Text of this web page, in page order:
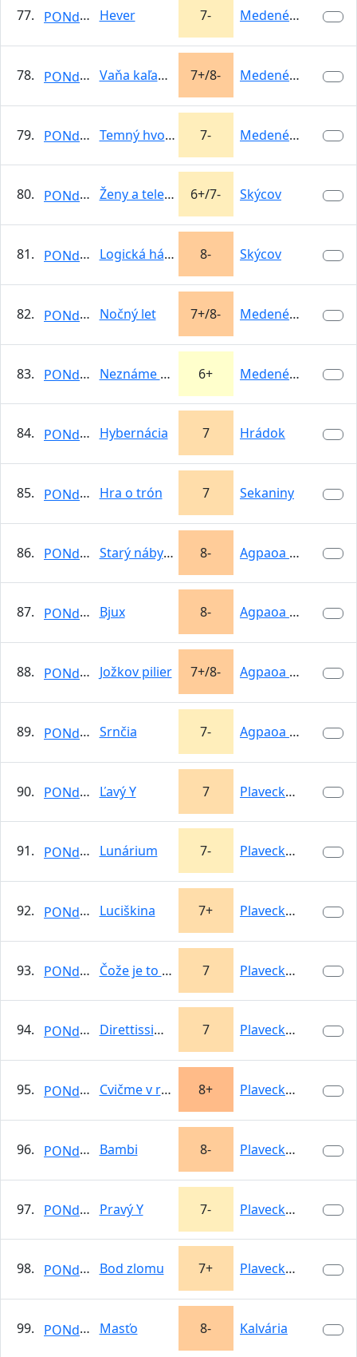
77. PONdeLOK Hever 7- Medené Hámre
78. PONdeLOK Vaňa kaľamárky 7+/8- Medené Hámre
79. PONdeLOK Temný hvozd 7- Medené Hámre
80. PONdeLOK Ženy a telefón 6+/7- Skýcov
81. PONdeLOK Logická hádanka 8- Skýcov
82. PONdeLOK Nočný let 7+/8- Medené Hámre
83. PONdeLOK Neznáme kvarteto 6+ Medené Hámre
84. PONdeLOK Hybernácia 7 Hrádok
85. PONdeLOK Hra o trón 7 Sekaniny
86. PONdeLOK Starý nábytok 8- Agpaoa Kamenné
87. PONdeLOK Bjux 8- Agpaoa Kamenné
88. PONdeLOK Jožkov pilier 7+/8- Agpaoa Kamenné
89. PONdeLOK Srnčia 7- Agpaoa Kamenné
90. PONdeLOK Ľavý Y 7 Plavecký hrad -…
91. PONdeLOK Lunárium 7- Plavecký hrad -…
92. PONdeLOK Luciškina 7+ Plavecký hrad -…
93. PONdeLOK Čože je to 50tka 7 Plavecký hrad -…
94. PONdeLOK Direttissima z iného sveta 7 Plavecký hrad -…
95. PONdeLOK Cvičme v rytme 8+ Plavecký hrad -…
96. PONdeLOK Bambi 8- Plavecký hrad -…
97. PONdeLOK Pravý Y 7- Plavecký hrad -…
98. PONdeLOK Bod zlomu 7+ Plavecký hrad -…
99. PONdeLOK Masťo 8- Kalvária